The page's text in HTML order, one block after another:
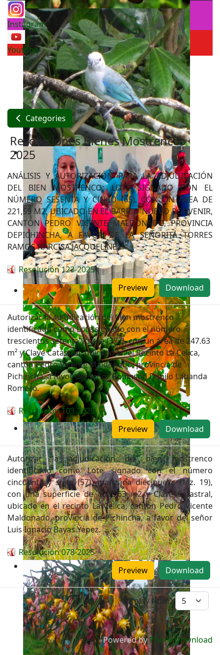
Instagram
Youtube
Categories
Resoluciones Bienes Mostrencos
2025
ANÁLISIS Y AUTORIZACIÓN PARA LA ADJUDICACIÓN
DEL BIEN MOSTRENCO: LOTE SIGNADO CON EL
NÚMERO SESENTA Y CINCO (65), CON UN ÁREA DE
221,59 M2, UBICADO EN EL BARRIO NUEVO PORVENIR,
CANTÓN PEDRO VICENTE MALDONADO, PROVINCIA
DEPICHINCHA, A FAVOR DE LA SEÑORITA TORRES
RAMOS NARCISA JACQUELINE.
Resolución 123-2025
Download
Preview
Autorizar la adjudicación del bien mostrenco
identificado como Lote signado con el número
trescientos setenta y siete (377), con un área de 247.63
m² y Clave Catastral, ubicado en el Recinto La Celica,
cantón Pedro Vicente Maldonado, provincia de
Pichincha, a favor del señor Robinson Danilo Labanda
Romero.
Resolución 103-2025
Download
Preview
Autorizar la adjudicación del bien mostrenco
identificado como Lote signado con el número
cincuenta y siete (57), manzana diecinueve (Mz. 19),
con una superficie de 1002,63 m2 y Clave Catastral,
ubicado en el recinto La Celica, cantón Pedro Vicente
Maldonado, provincia de Pichincha, a favor del señor
Luis Ignacio Bayas Yépez.
Resolución 078-2025
Download
Preview
Display Num
Powered byPhoca Download